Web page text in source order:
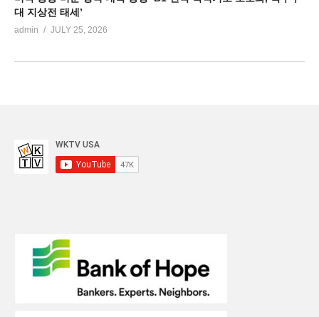
대 지상전 태세’
admin JULY 25, 2026